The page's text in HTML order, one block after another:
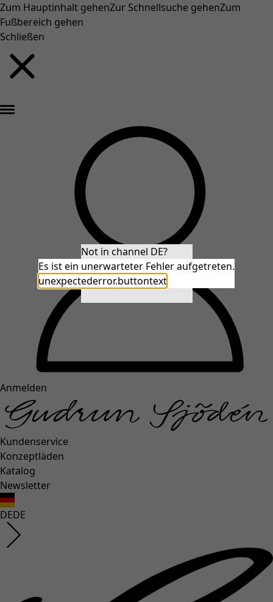
Zum Hauptinhalt gehenZur Schnellsuche gehenZum
Fußbereich gehen
Schließen
Anmelden
Kundenservice
Konzeptläden
Katalog
Newsletter
DEDE
Not in channel DE?
Stay in DERedirect to US
Close
Es ist ein unerwarteter Fehler aufgetreten.
unexpectederror.buttontext